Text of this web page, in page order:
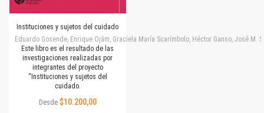
Instituciones y sujetos del cuidado
Eduardo Gosende, Enrique Ojám, Graciela María Scarímbolo, Héctor Ganso, José
Este libro es el resultado de las
investigaciones realizadas por
integrantes del proyecto
“Instituciones y sujetos del
cuidado.
Desde $10.200,00